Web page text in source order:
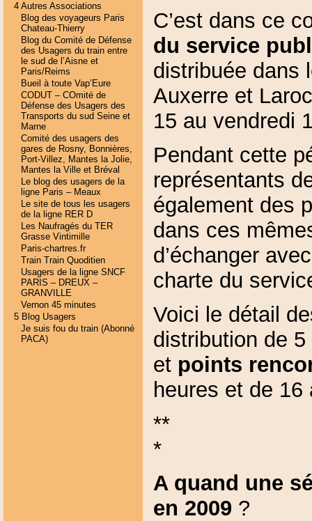
4 Autres Associations
Blog des voyageurs Paris
Chateau-Thierry
Blog du Comité de Défense
des Usagers du train entre
le sud de l’Aisne et
Paris/Reims
Bueil à toute Vap’Eure
CODUT – COmité de
Défense des Usagers des
Transports du sud Seine et
Marne
Comité des usagers des
gares de Rosny, Bonnières,
Port-Villez, Mantes la Jolie,
Mantes la Ville et Bréval
Le blog des usagers de la
ligne Paris – Meaux
Le site de tous les usagers
de la ligne RER D
Les Naufragés du TER
Grasse Vintimille
Paris-chartres.fr
Train Train Quoditien
Usagers de la ligne SNCF
PARIS – DREUX –
GRANVILLE
Vernon 45 minutes
5 Blog Usagers
Je suis fou du train (Abonné
PACA)
C’est dans ce
du service
distribuée dans
Auxerre et
15 au vendredi
Pendant cette
représentants
également des
dans ces
d’échanger
charte du
Voici le détail
distribution de
et points
heures et de 16
**
*
A quand une
en 2009 ?